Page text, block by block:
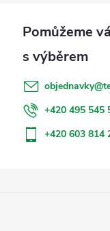
objednavky@
+420 495 545
+420 603 814